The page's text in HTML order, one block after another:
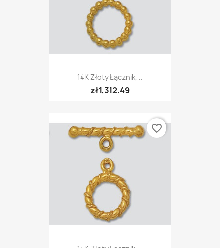
14K Złoty Łącznik,...
zł1,312.49
favorite_border